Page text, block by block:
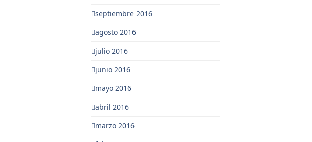
septiembre 2016
agosto 2016
julio 2016
junio 2016
mayo 2016
abril 2016
marzo 2016